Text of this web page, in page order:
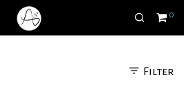
0
Filter